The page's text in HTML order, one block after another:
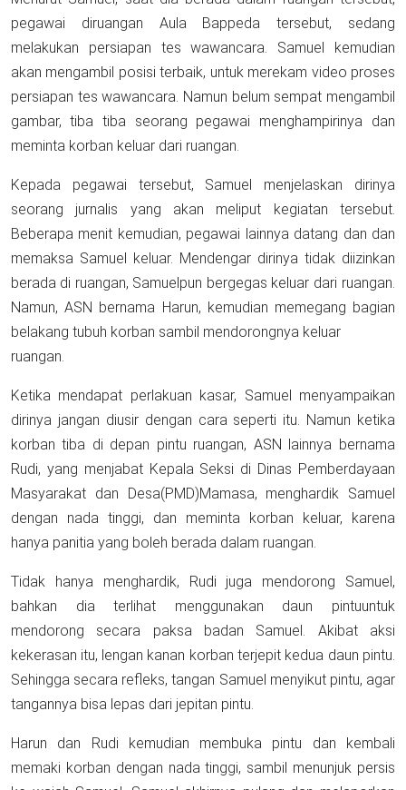
pegawai diruangan Aula Bappeda tersebut, sedang
melakukan persiapan tes wawancara. Samuel kemudian
akan mengambil posisi terbaik, untuk merekam video proses
persiapan tes wawancara. Namun belum sempat mengambil
gambar, tiba tiba seorang pegawai menghampirinya dan
meminta korban keluar dari ruangan.
Kepada pegawai tersebut, Samuel menjelaskan dirinya
seorang jurnalis yang akan meliput kegiatan tersebut.
Beberapa menit kemudian, pegawai lainnya datang dan dan
memaksa Samuel keluar. Mendengar dirinya tidak diizinkan
berada di ruangan, Samuelpun bergegas keluar dari ruangan.
Namun, ASN bernama Harun, kemudian memegang bagian
belakang tubuh korban sambil mendorongnya keluar
ruangan.
Ketika mendapat perlakuan kasar, Samuel menyampaikan
dirinya jangan diusir dengan cara seperti itu. Namun ketika
korban tiba di depan pintu ruangan, ASN lainnya bernama
Rudi, yang menjabat Kepala Seksi di Dinas Pemberdayaan
Masyarakat dan Desa(PMD)Mamasa, menghardik Samuel
dengan nada tinggi, dan meminta korban keluar, karena
hanya panitia yang boleh berada dalam ruangan.
Tidak hanya menghardik, Rudi juga mendorong Samuel,
bahkan dia terlihat menggunakan daun pintuuntuk
mendorong secara paksa badan Samuel. Akibat aksi
kekerasan itu, lengan kanan korban terjepit kedua daun pintu.
Sehingga secara refleks, tangan Samuel menyikut pintu, agar
tangannya bisa lepas dari jepitan pintu.
Harun dan Rudi kemudian membuka pintu dan kembali
memaki korban dengan nada tinggi, sambil menunjuk persis